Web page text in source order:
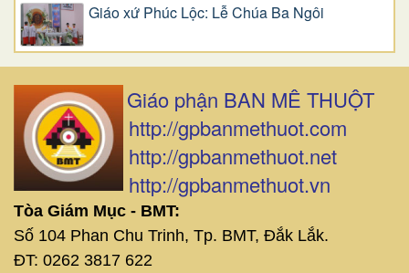
Giáo xứ Phúc Lộc: Lễ Chúa Ba Ngôi
Giáo phận BAN MÊ THUỘT
http://gpbanmethuot.com
http://gpbanmethuot.net
http://gpbanmethuot.vn
Tòa Giám Mục - BMT:
Số 104 Phan Chu Trinh, Tp. BMT, Đắk Lắk.
ĐT: 0262 3817 622